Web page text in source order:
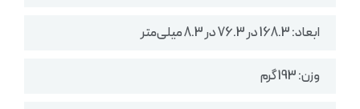
ابعاد: 168.3 در 76.3 در 8.3 میلی‌متر
وزن: 193 گرم